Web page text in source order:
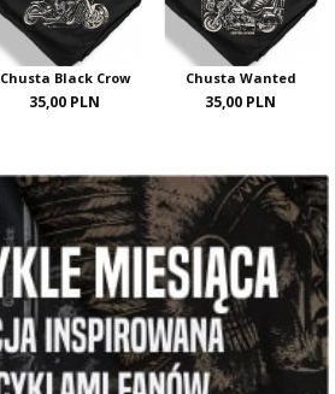
Chusta Black Crow
35,00 PLN
Chusta Wanted
35,00 PLN